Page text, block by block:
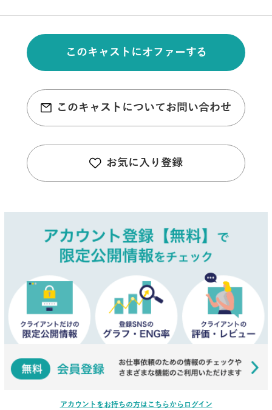
このキャストにオファーする
このキャストについてお問い合わせ
お気に入り登録
アカウントをお持ちの方はこちらからログイン